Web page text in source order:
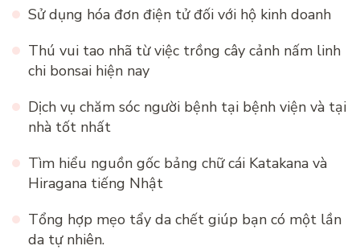
Sử dụng hóa đơn điện tử đối với hộ kinh doanh
Thú vui tao nhã từ việc trồng cây cảnh nấm linh
chi bonsai hiện nay
Dịch vụ chăm sóc người bệnh tại bệnh viện và tại
nhà tốt nhất
Tìm hiểu nguồn gốc bảng chữ cái Katakana và
Hiragana tiếng Nhật
Tổng hợp mẹo tẩy da chết giúp bạn có một lần
da tự nhiên.